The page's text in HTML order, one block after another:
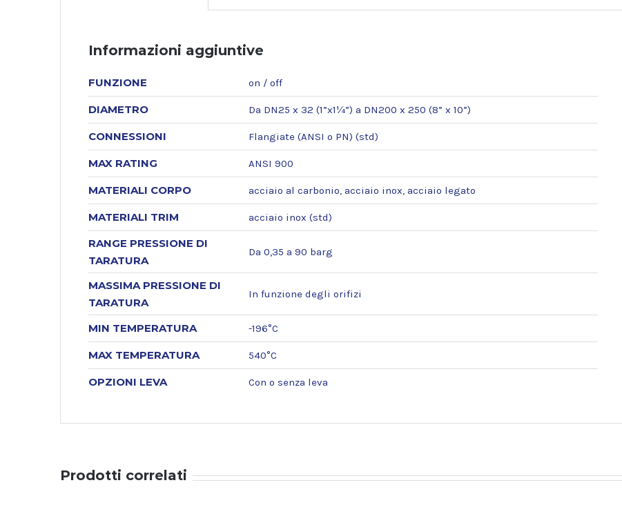
Informazioni aggiuntive
FUNZIONE on / off
DIAMETRO Da DN25 x 32 (1”x1¼”) a DN200 x 250 (8” x 10”)
CONNESSIONI Flangiate (ANSI o PN) (std)
MAX RATING ANSI 900
MATERIALI CORPO acciaio al carbonio, acciaio inox, acciaio legato
MATERIALI TRIM acciaio inox (std)
RANGE PRESSIONE DI
TARATURA
Da 0,35 a 90 barg
MASSIMA PRESSIONE DI
TARATURA
In funzione degli orifizi
MIN TEMPERATURA -196°C
MAX TEMPERATURA 540°C
OPZIONI LEVA Con o senza leva
Prodotti correlati